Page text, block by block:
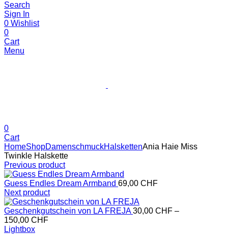
Search
Sign In
0 Wishlist
0
Cart
Menu
0
Cart
HomeShopDamenschmuckHalskettenAnia Haie Miss
Twinkle Halskette
Previous product
Guess Endles Dream Armband 69,00 CHF
Next product
Geschenkgutschein von LA FREJA30,00 CHF –
150,00 CHF
Lightbox